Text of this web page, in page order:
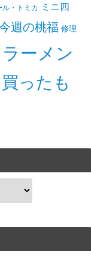
ル・トミカ ミニ四
週の桃福 修理
ーメン
買ったも